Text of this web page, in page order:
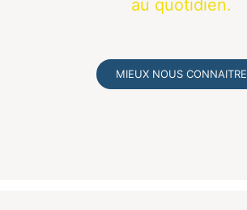
au quotidien.
MIEUX NOUS CONNAITRE